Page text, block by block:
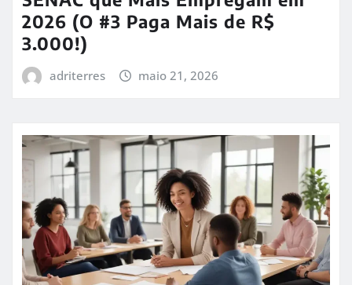
2026 (O #3 Paga Mais de R$
3.000!)
adriterres maio 21, 2026